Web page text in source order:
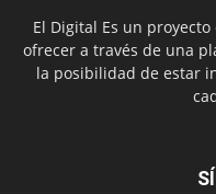
El Digital Es un
ofrecer a través de una
la posibilidad de estar